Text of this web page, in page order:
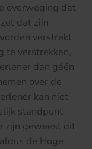
overweging dat
dat zijn
verstrekt
te verstrekken,
dan géén
over de
kan niet
standpunt
zijn geweest dit
de Hoge